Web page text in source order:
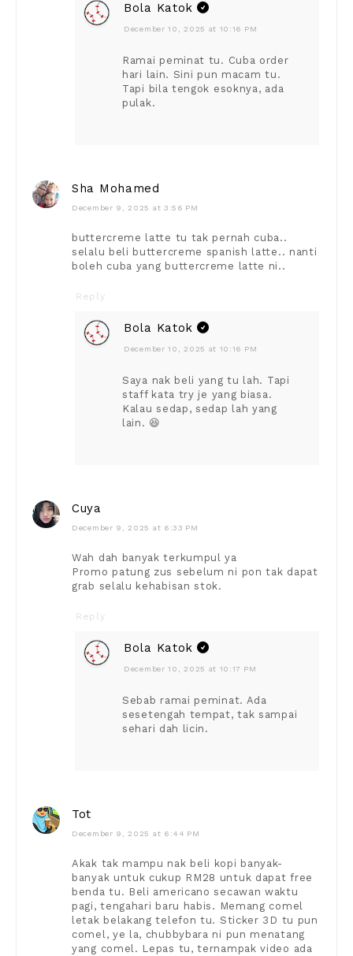
Bola Katok
December 10, 2025 at 10:16 PM
Ramai peminat tu. Cuba order
hari lain. Sini pun macam tu.
Tapi bila tengok esoknya, ada
pulak.
Sha Mohamed
December 9, 2025 at 3:56 PM
buttercreme latte tu tak pernah cuba..
selalu beli buttercreme spanish latte.. nanti
boleh cuba yang buttercreme latte ni..
Reply
Bola Katok
December 10, 2025 at 10:16 PM
Saya nak beli yang tu lah. Tapi
staff kata try je yang biasa.
Kalau sedap, sedap lah yang
lain. 😆
Cuya
December 9, 2025 at 6:33 PM
Wah dah banyak terkumpul ya
Promo patung zus sebelum ni pon tak dapat
grab selalu kehabisan stok.
Reply
Bola Katok
December 10, 2025 at 10:17 PM
Sebab ramai peminat. Ada
sesetengah tempat, tak sampai
sehari dah licin.
Tot
December 9, 2025 at 6:44 PM
Akak tak mampu nak beli kopi banyak-
banyak untuk cukup RM28 untuk dapat free
benda tu. Beli americano secawan waktu
pagi, tengahari baru habis. Memang comel
letak belakang telefon tu. Sticker 3D tu pun
comel, ye la, chubbybara ni pun menatang
yang comel. Lepas tu, ternampak video ada